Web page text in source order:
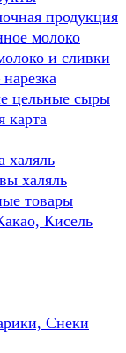
продукция
молоко
и сливки
цельные сыры
карта
халяль
халяль
товары
Кисель
Снеки